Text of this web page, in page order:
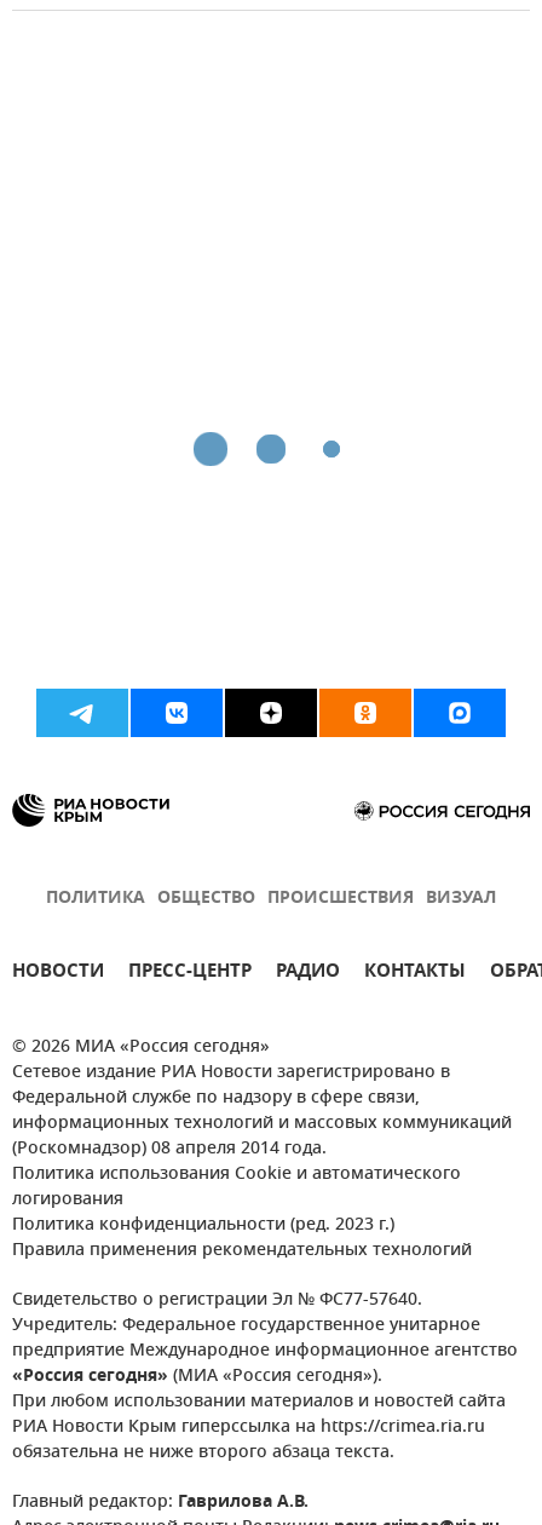
ПОЛИТИКА ОБЩЕСТВО ПРОИСШЕСТВИЯ ВИЗУАЛ
НОВОСТИ ПРЕСС-ЦЕНТР РАДИО КОНТАКТЫ
© 2026 МИА «Россия сегодня»
Сетевое издание РИА Новости зарегистрировано в
Федеральной службе по надзору в сфере связи,
информационных технологий и массовых коммуникаций
(Роскомнадзор) 08 апреля 2014 года.
Политика использования Cookie и автоматического
логирования
Политика конфиденциальности (ред. 2023 г.)
Правила применения рекомендательных технологий
Свидетельство о регистрации Эл № ФС77-57640.
Учредитель: Федеральное государственное унитарное
предприятие Международное информационное агентство
«Россия сегодня» (МИА «Россия сегодня»).
При любом использовании материалов и новостей сайта
РИА Новости Крым гиперссылка на https://crimea.ria.ru
обязательна не ниже второго абзаца текста.
Главный редактор: Гаврилова А.В.